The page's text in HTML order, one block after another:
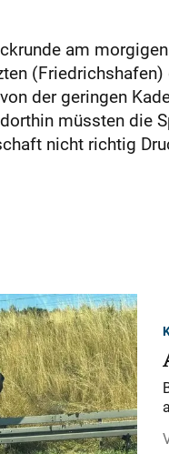
am
der geringen
müssten die
nicht richtig